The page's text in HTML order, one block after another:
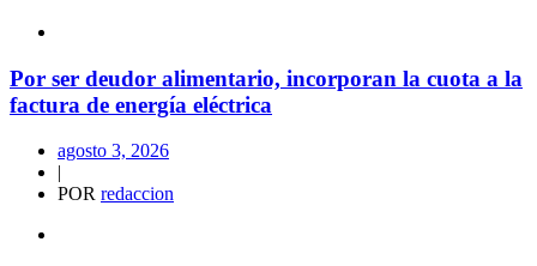
Por ser deudor alimentario, incorporan la cuota a la
factura de energía eléctrica
agosto 3, 2026
|
POR redaccion